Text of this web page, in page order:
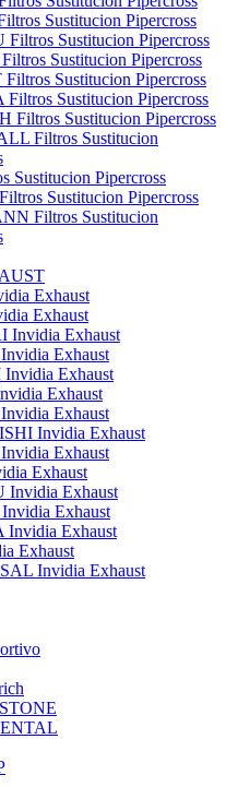
Sustitucion Pipercross
Sustitucion Pipercross
Sustitucion Pipercross
Sustitucion Pipercross
Sustitucion Pipercross
Filtros Sustitucion Pipercross
Filtros Sustitucion
Sustitucion Pipercross
Sustitucion Pipercross
Filtros Sustitucion
Exhaust
Exhaust
Invidia Exhaust
Exhaust
Exhaust
Exhaust
Exhaust
Invidia Exhaust
Exhaust
Exhaust
Invidia Exhaust
Exhaust
Invidia Exhaust
Exhaust
Invidia Exhaust